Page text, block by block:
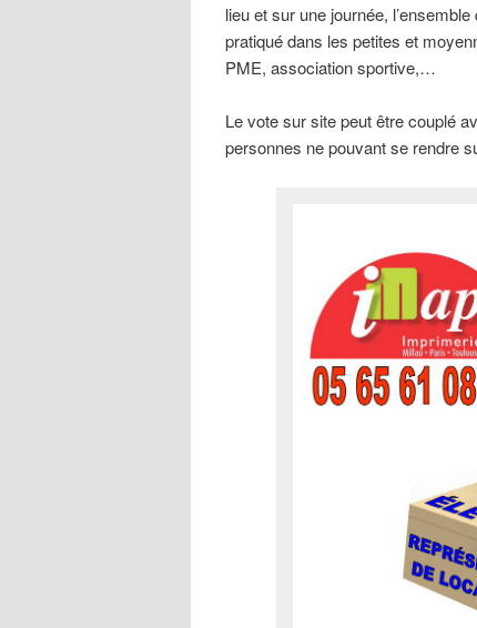
lieu et sur une journée,
pratiqué dans les petites et
PME, association sportive,…
Le vote sur site peut être couplé
personnes ne pouvant se rendre